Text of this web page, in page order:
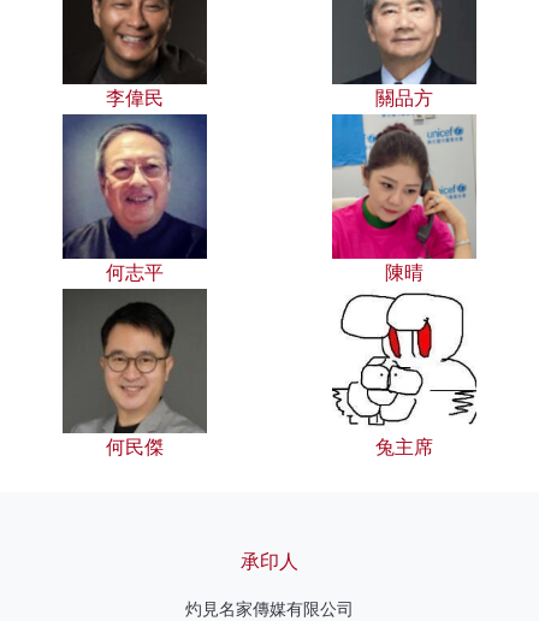
李偉民 關品方
何志平 陳晴
何民傑 兔主席
承印人
灼見名家傳媒有限公司